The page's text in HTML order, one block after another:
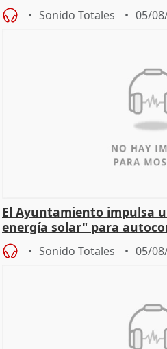
Sonido Totales 05/
El Ayuntamiento impulsa
energía solar" para
Sonido Totales 05/